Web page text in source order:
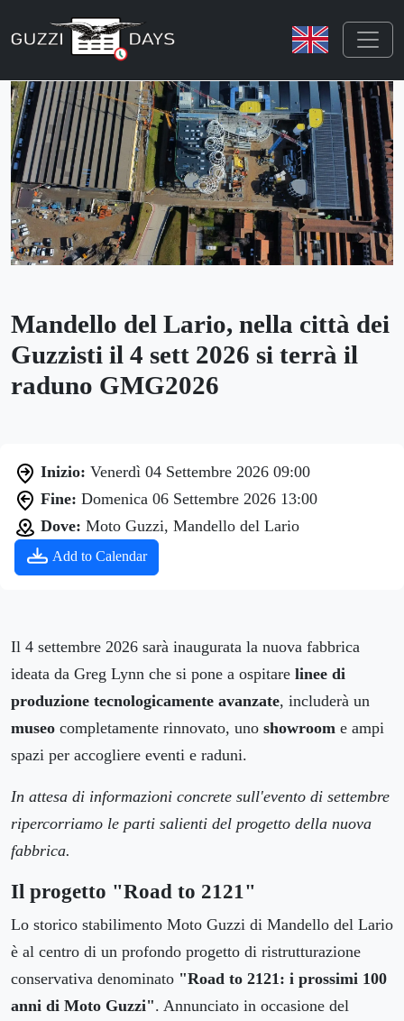
Mandello del Lario, nella città dei
Guzzisti il 4 sett 2026 si terrà il
raduno GMG2026
Inizio: Venerdì 04 Settembre 2026 09:00
Fine: Domenica 06 Settembre 2026 13:00
Dove: Moto Guzzi, Mandello del Lario
Add to Calendar
Il 4 settembre 2026 sarà inaugurata la nuova fabbrica
ideata da Greg Lynn che si pone a ospitare linee di
produzione tecnologicamente avanzate, includerà un
museo completamente rinnovato, uno showroom e ampi
spazi per accogliere eventi e raduni.
In attesa di informazioni concrete sull'evento di settembre
ripercorriamo le parti salienti del progetto della nuova
fabbrica.
Il progetto "Road to 2121"
Lo storico stabilimento Moto Guzzi di Mandello del Lario
è al centro di un profondo progetto di ristrutturazione
conservativa denominato "Road to 2121: i prossimi 100
anni di Moto Guzzi". Annunciato in occasione del